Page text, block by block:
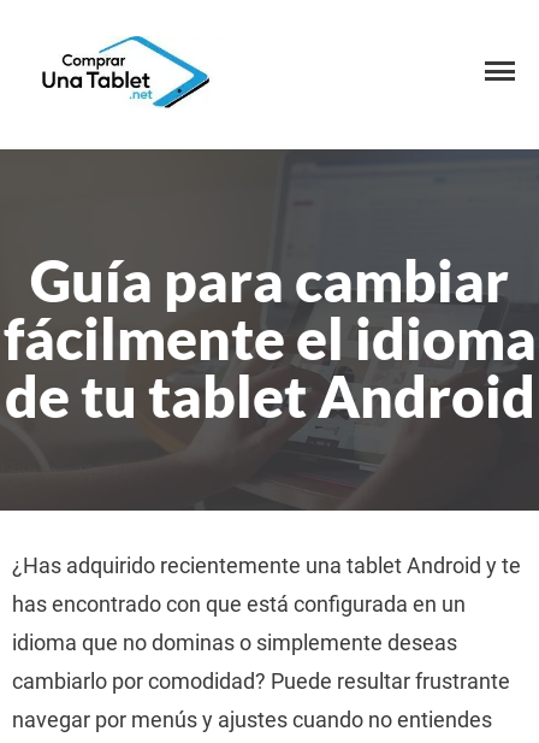
Guía para cambiar
fácilmente el idioma
de tu tablet Android
¿Has adquirido recientemente una tablet Android y te
has encontrado con que está configurada en un
idioma que no dominas o simplemente deseas
cambiarlo por comodidad? Puede resultar frustrante
navegar por menús y ajustes cuando no entiendes